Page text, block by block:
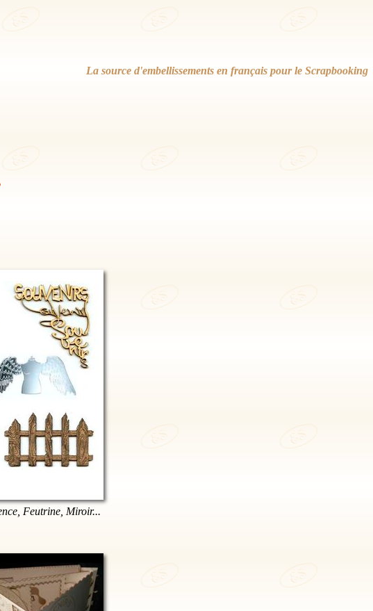
La source d'embellissements en français pour le Scrapbooking
Feutrine, Miroir...